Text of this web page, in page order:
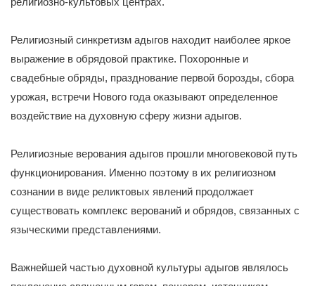
Религиозный синкретизм адыгов находит наиболее яркое
выражение в обрядовой практике. Похоронные и
свадебные обряды, празднование первой борозды, сбора
урожая, встречи Нового года оказывают определенное
воздействие на духовную сферу жизни адыгов.
Религиозные верования адыгов прошли многовековой путь
функционирования. Именно поэтому в их религиозном
сознании в виде реликтовых явлений продолжает
существовать комплекс верований и обрядов, связанных с
языческими представлениями.
Важнейшей частью духовной культуры адыгов являлось